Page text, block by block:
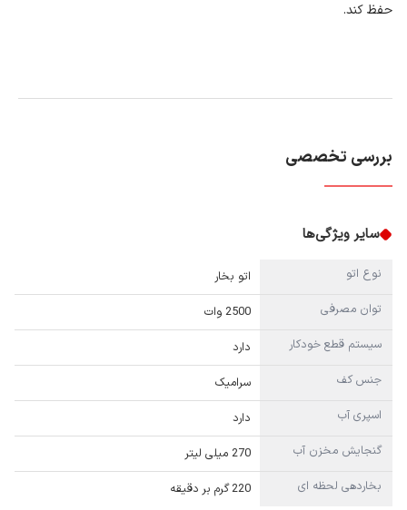
حفظ کند.
بررسی تخصصی
سایر ویژگی‌ها
نوع اتو
اتو بخار
توان مصرفی
2500 وات
سیستم قطع خودکار
دارد
جنس کف
سرامیک
اسپری آب
دارد
گنجایش مخزن آب
270 میلی لیتر
بخاردهی لحظه ای
220 گرم بر دقيقه